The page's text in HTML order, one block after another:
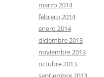
marzo 2014
febrero 2014
enero 2014
diciembre 2013
noviembre 2013
octubre 2013